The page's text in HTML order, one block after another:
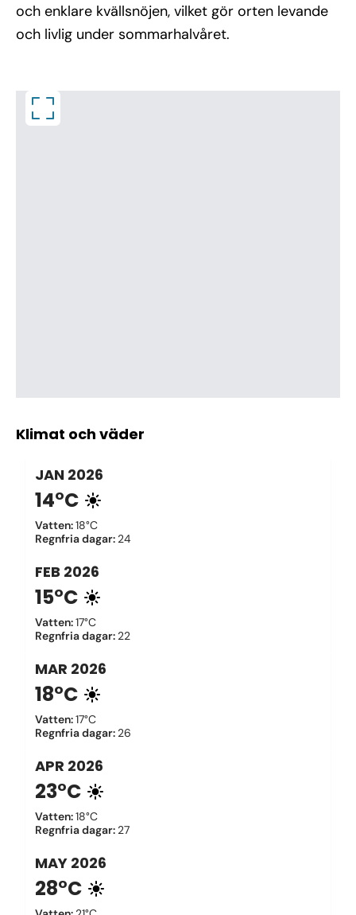
och enklare kvällsnöjen, vilket gör orten levande
och livlig under sommarhalvåret.
Klimat och väder
JAN 2026
14°C
Vatten:18°C
Regnfria dagar: 24
FEB 2026
15°C
Vatten:17°C
Regnfria dagar: 22
MAR 2026
18°C
Vatten:17°C
Regnfria dagar: 26
APR 2026
23°C
Vatten:18°C
Regnfria dagar: 27
MAY 2026
28°C